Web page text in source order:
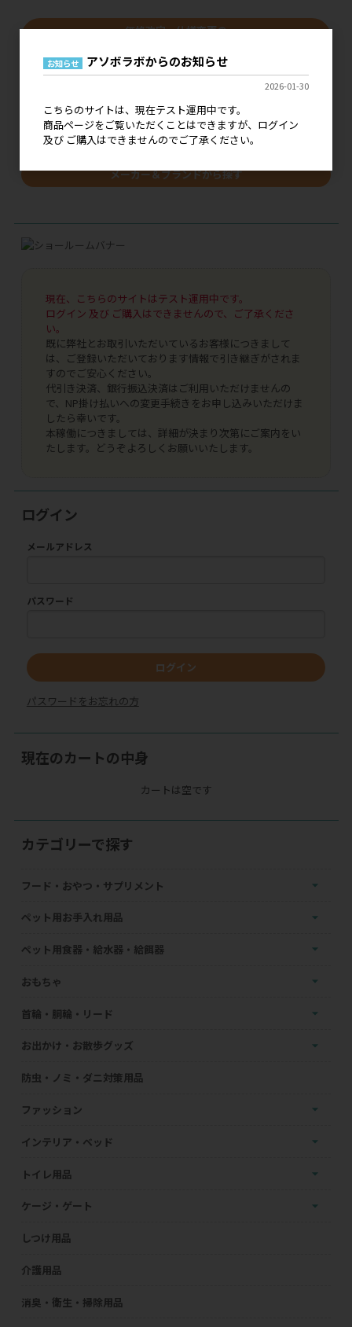
価格改定・仕様変更の
メーカー＆ブランドから探す
現在、こちらのサイトはテスト運用中です。
ログイン 及び ご購入はできませんので、ご了承くださ
い。
既に弊社とお取引いただいているお客様につきまして
は、ご登録いただいております情報で引き継ぎがされま
すのでご安心ください。
代引き決済、銀行振込決済はご利用いただけませんの
で、NP掛け払いへの変更手続きをお申し込みいただけま
したら幸いです。
本稼働につきましては、詳細が決まり次第にご案内をい
たします。どうぞよろしくお願いいたします。
ログイン
メールアドレス
パスワード
ログイン
パスワードをお忘れの方
現在のカートの中身
カートは空です
カテゴリーで探す
フード・おやつ・サプリメント
ペット用お手入れ用品
ペット用食器・給水器・給餌器
おもちゃ
首輪・胴輪・リード
お出かけ・お散歩グッズ
防虫・ノミ・ダニ対策用品
ファッション
インテリア・ベッド
トイレ用品
ケージ・ゲート
しつけ用品
介護用品
消臭・衛生・掃除用品
お知らせ アソボラボからのお知らせ
2026-01-30
こちらのサイトは、現在テスト運用中です。
商品ページをご覧いただくことはできますが、ログイン
及び ご購入はできませんのでご了承ください。